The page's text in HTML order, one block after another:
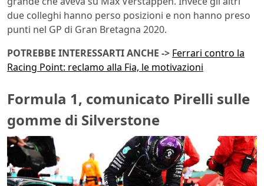
due colleghi hanno perso posizioni e non hanno preso
punti nel GP di Gran Bretagna 2020.
POTREBBE INTERESSARTI ANCHE -> Ferrari contro la
Racing Point: reclamo alla Fia, le motivazioni
Formula 1, comunicato Pirelli sulle
gomme di Silverstone